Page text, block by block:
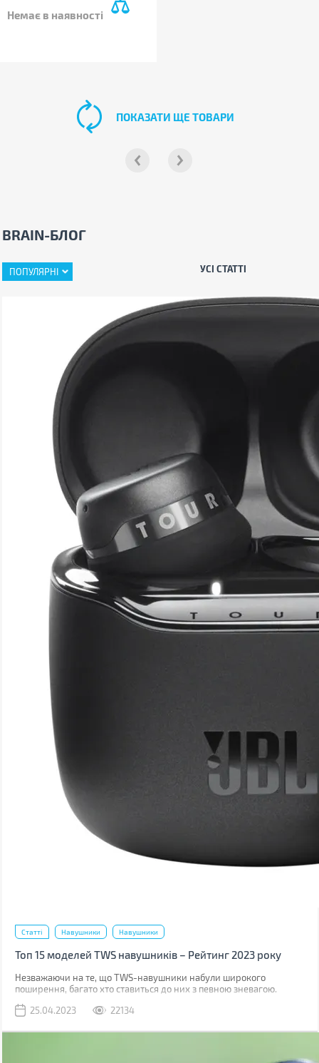
Немає в наявності
ПОКАЗАТИ ЩЕ ТОВАРИ
BRAIN-БЛОГ
ПОПУЛЯРНІ УСІ СТАТТІ
Статті Навушники Навушники
Топ 15 моделей TWS навушників – Рейтинг 2023 року
Незважаючи на те, що TWS-навушники набули широкого
поширення, багато хто ставиться до них з певною зневагою.
25.04.2023
22134